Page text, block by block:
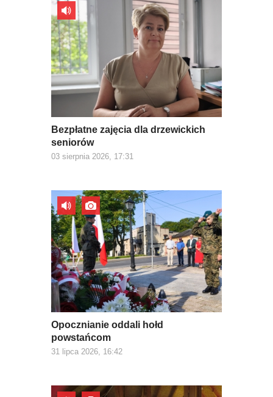
Bezpłatne zajęcia dla drzewickich
seniorów
03 sierpnia 2026, 17:31
Opocznianie oddali hołd
powstańcom
31 lipca 2026, 16:42